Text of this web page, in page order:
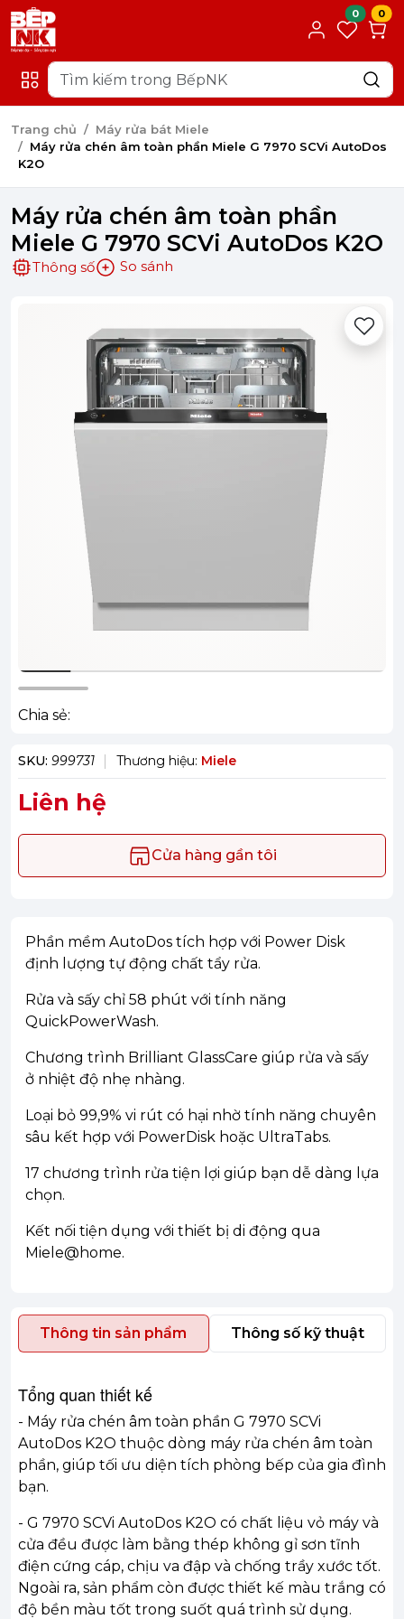
0 0
Trang chủ
Máy rửa bát Miele
Máy rửa chén âm toàn phần Miele G 7970 SCVi AutoDos
K2O
Máy rửa chén âm toàn phần
Miele G 7970 SCVi AutoDos K2O
Thông số So sánh
Chia sẻ:
SKU: 999731 Thương hiệu: Miele
Liên hệ
Cửa hàng gần tôi
Phần mềm AutoDos tích hợp với Power Disk
định lượng tự động chất tẩy rửa.
Rửa và sấy chỉ 58 phút với tính năng
QuickPowerWash.
Chương trình Brilliant GlassCare giúp rửa và sấy
ở nhiệt độ nhẹ nhàng.
Loại bỏ 99,9% vi rút có hại nhờ tính năng chuyên
sâu kết hợp với PowerDisk hoặc UltraTabs.
17 chương trình rửa tiện lợi giúp bạn dễ dàng lựa
chọn.
Kết nối tiện dụng với thiết bị di động qua
Miele@home.
Thông tin sản phẩm Thông số kỹ thuật
Tổng quan thiết kế
- Máy rửa chén âm toàn phần G 7970 SCVi
AutoDos K2O thuộc dòng máy rửa chén âm toàn
phần, giúp tối ưu diện tích phòng bếp của gia đình
bạn.
- G 7970 SCVi AutoDos K2O có chất liệu vỏ máy và
cửa đều được làm bằng thép không gỉ sơn tĩnh
điện cứng cáp, chịu va đập và chống trầy xước tốt.
Ngoài ra, sản phẩm còn được thiết kế màu trắng có
độ bền màu tốt trong suốt quá trình sử dụng.